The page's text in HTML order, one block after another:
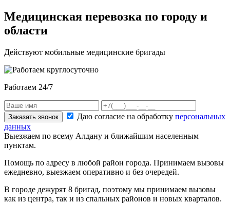
Медицинская перевозка по городу и
области
Действуют мобильные медицинские бригады
Работаем 24/7
Заказать звонок Даю согласие на обработку персональных
данных
Выезжаем по всему Алдану и ближайшим населенным
пунктам.
Помощь по адресу в любой район города. Принимаем вызовы
ежедневно, выезжаем оперативно и без очередей.
В городе дежурят 8 бригад, поэтому мы принимаем вызовы
как из центра, так и из спальных районов и новых кварталов.